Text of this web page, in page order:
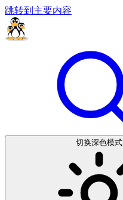
跳转到主要内容
切换深色模式